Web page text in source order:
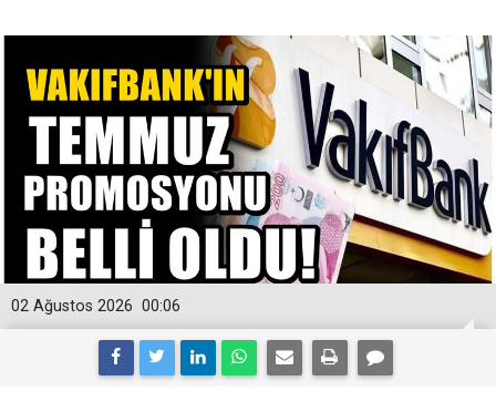
00:06
02 Ağustos 2026